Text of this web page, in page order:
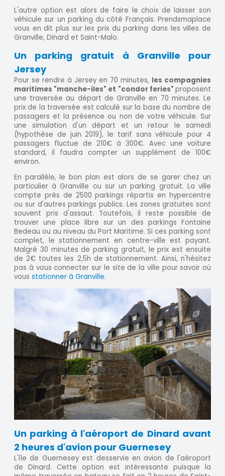
L'autre option est alors de faire le choix de laisser son
véhicule sur un parking du côté Français. Prendsmaplace
vous en dit plus sur les prix du parking dans les villes de
Granville, Dinard et Saint-Malo.
Un parking gratuit à Granville pour
Jersey
Pour se rendre à Jersey en 70 minutes, les compagnies
maritimes "manche-iles" et "condor feries" proposent
une traversée au départ de Granville en 70 minutes. Le
prix de la traversée est calculé sur la base du nombre de
passagers et la présence ou non de votre véhicule. Sur
une simulation d'un départ et un retour le samedi
(hypothèse de juin 2019), le tarif sans véhicule pour 4
passagers fluctue de 210€ à 300€. Avec une voiture
standard, il faudra compter un supplément de 100€
environ.
En parallèle, le bon plan est alors de se garer chez un
particulier à Granville ou sur un parking gratuit. La ville
compte près de 2500 parkings répartis en hypercentre
ou sur d'autres parkings publics. Les zones gratuites sont
souvent pris d'assaut. Toutefois, il reste possible de
trouver une place libre sur un des parkings Fontaine
Bedeau ou au niveau du Port Maritime. Si ces parking sont
complet, le stationnement en centre-ville est payant.
Malgré 30 minutes de parking gratuit, le prix est ensuite
de 2€ toutes les 2,5h de stationnement. Ainsi, n'hésitez
pas à vous connecter sur le site de la ville pour savoir où
vous stationner à Granville.
Un parking à l'aéroport de Dinard avant
2 heures d'avion pour Guernesey
L'île de Guernesey est desservie en avion de l'aéroport
de Dinard. Cette option est intéressante puisque la